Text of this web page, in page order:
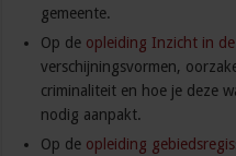
gemeente.
Op de opleiding Inzicht in
verschijningsvormen,
criminaliteit en hoe je deze
nodig aanpakt.
Op de opleiding